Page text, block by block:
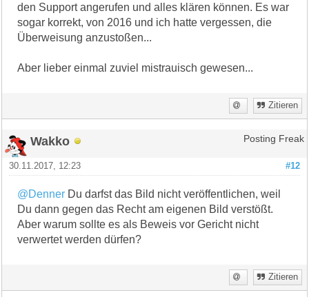
den Support angerufen und alles klären können. Es war
sogar korrekt, von 2016 und ich hatte vergessen, die
Überweisung anzustoßen...
Aber lieber einmal zuviel mistrauisch gewesen...
Zitieren
Wakko Posting Freak
#12
30.11.2017, 12:23
@Denner Du darfst das Bild nicht veröffentlichen, weil
Du dann gegen das Recht am eigenen Bild verstößt.
Aber warum sollte es als Beweis vor Gericht nicht
verwertet werden dürfen?
Zitieren